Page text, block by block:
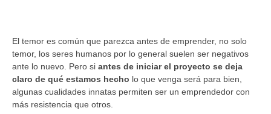
El temor es común que parezca antes de emprender, no solo
temor, los seres humanos por lo general suelen ser negativos
ante lo nuevo. Pero si antes de iniciar el proyecto se deja
claro de qué estamos hecho lo que venga será para bien,
algunas cualidades innatas permiten ser un emprendedor con
más resistencia que otros.